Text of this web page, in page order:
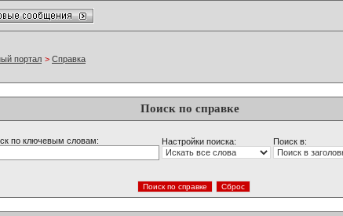
портал > Справка
Поиск по справке
по ключевым словам: Настройки поиска: Поиск в: